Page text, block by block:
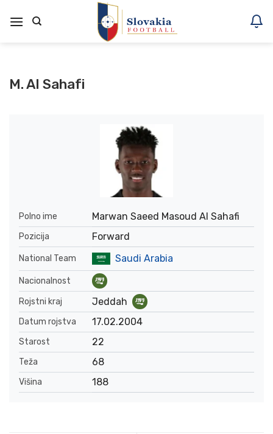
na
M. Al Sahafi
Polno ime Marwan Saeed Masoud Al Sahafi
Pozicija Forward
National Team Saudi Arabia
Nacionalnost
Rojstni kraj
Jeddah
Datum rojstva 17.02.2004
Starost 22
Teža 68
Višina 188